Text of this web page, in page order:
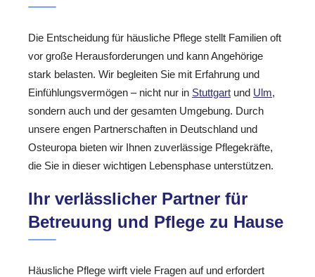
Die Entscheidung für häusliche Pflege stellt Familien oft
vor große Herausforderungen und kann Angehörige
stark belasten. Wir begleiten Sie mit Erfahrung und
Einfühlungsvermögen – nicht nur in Stuttgart und Ulm,
sondern auch und der gesamten Umgebung. Durch
unsere engen Partnerschaften in Deutschland und
Osteuropa bieten wir Ihnen zuverlässige Pflegekräfte,
die Sie in dieser wichtigen Lebensphase unterstützen.
Ihr verlässlicher Partner für
Betreuung und Pflege zu Hause
Häusliche Pflege wirft viele Fragen auf und erfordert